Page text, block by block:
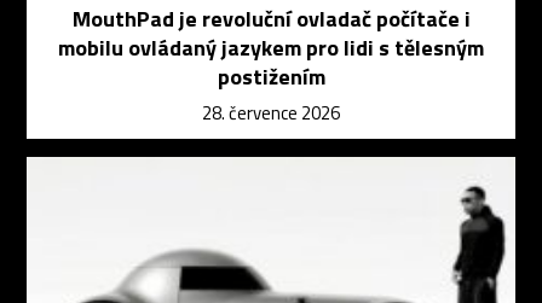
MouthPad je revoluční ovladač počítače i
mobilu ovládaný jazykem pro lidi s tělesným
postižením
28. července 2026